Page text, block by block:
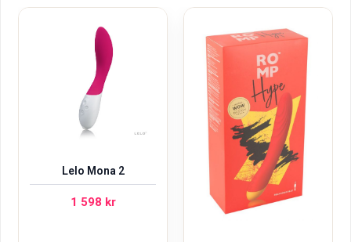
Lelo Mona 2
1 598 kr